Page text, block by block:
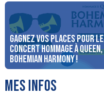
Gagnez vos places pour le
concert Hommage à Queen,
Bohemian Harmony !
MES INFOS